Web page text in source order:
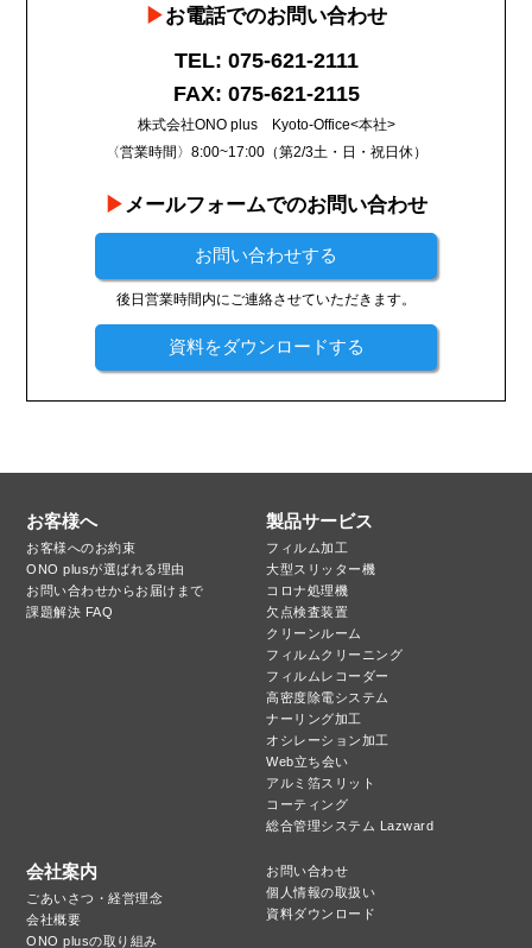
お電話でのお問い合わせ
TEL: 075-621-2111
FAX: 075-621-2115
株式会社ONO plus Kyoto-Office<本社>
〈営業時間〉8:00~17:00（第2/3土・日・祝日休）
メールフォームでのお問い合わせ
お問い合わせする
後日営業時間内にご連絡させていただきます。
資料をダウンロードする
お客様へ
お客様へのお約束
ONO plusが選ばれる理由
お問い合わせからお届けまで
課題解決 FAQ
製品サービス
フィルム加工
大型スリッター機
コロナ処理機
欠点検査装置
クリーンルーム
フィルムクリーニング
フィルムレコーダー
高密度除電システム
ナーリング加工
オシレーション加工
Web立ち会い
アルミ箔スリット
コーティング
総合管理システム Lazward
会社案内
ごあいさつ・経営理念
会社概要
ONO plusの取り組み
お問い合わせ
個人情報の取扱い
資料ダウンロード